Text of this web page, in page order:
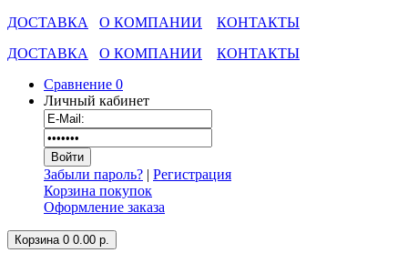
ДОСТАВКА О КОМПАНИИ
КОНТАКТЫ
ДОСТАВКА
О КОМПАНИИ
КОНТАКТЫ
Сравнение 0
Личный кабинет
Забыли пароль? | Регистрация
Корзина покупок
Оформление заказа
Корзина 0 0.00 р.